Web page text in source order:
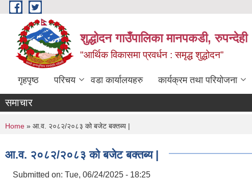
Skip to main content
शुद्धोदन गाउँपालिका मानपकडी, रुपन्देही
"आर्थिक विकासमा प्रवर्धन : समृद्ध शुद्धोदन”
गृहपृष्ठ परिचय वडा कार्यालयहरु कार्यक्रम तथा परियोजना
समाचार
You are here
Home » आ.व. २०८२/२०८३ को बजेट बक्तब्य |
आ.व. २०८२/२०८३ को बजेट बक्तब्य |
Submitted on: Tue, 06/24/2025 - 18:25